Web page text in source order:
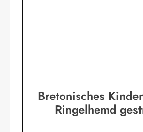
Bretonisches
Ringelhemd